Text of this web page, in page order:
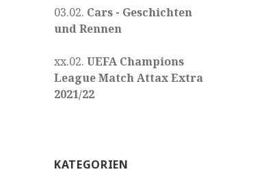
03.02. Cars - Geschichten
und Rennen
xx.02.UEFA Champions
League Match Attax Extra
2021/22
KATEGORIEN